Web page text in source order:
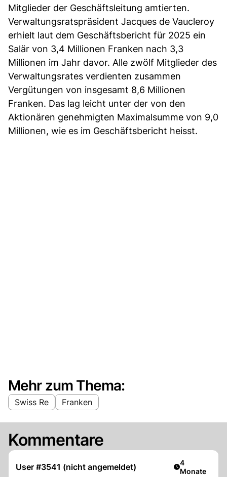
Mitglieder der Geschäftsleitung amtierten.
Verwaltungsratspräsident Jacques de Vaucleroy
erhielt laut dem Geschäftsbericht für 2025 ein
Salär von 3,4 Millionen Franken nach 3,3
Millionen im Jahr davor. Alle zwölf Mitglieder des
Verwaltungsrates verdienten zusammen
Vergütungen von insgesamt 8,6 Millionen
Franken. Das lag leicht unter der von den
Aktionären genehmigten Maximalsumme von 9,0
Millionen, wie es im Geschäftsbericht heisst.
Mehr zum Thema:
Swiss Re Franken
Kommentare
User #3541 (nicht angemeldet) Artikel
4
Monate